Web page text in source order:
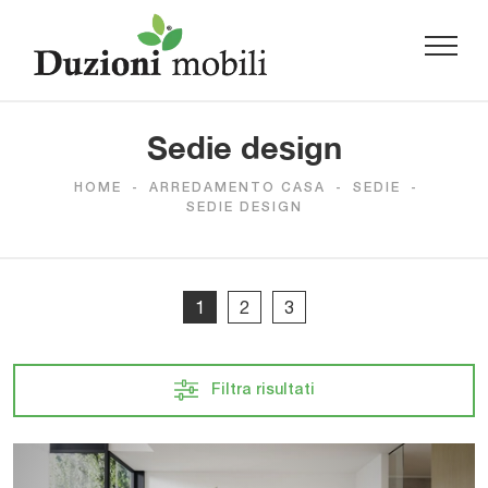
Sedie design
HOME - ARREDAMENTO CASA - SEDIE
-
SEDIE DESIGN
1 2 3
Filtra risultati